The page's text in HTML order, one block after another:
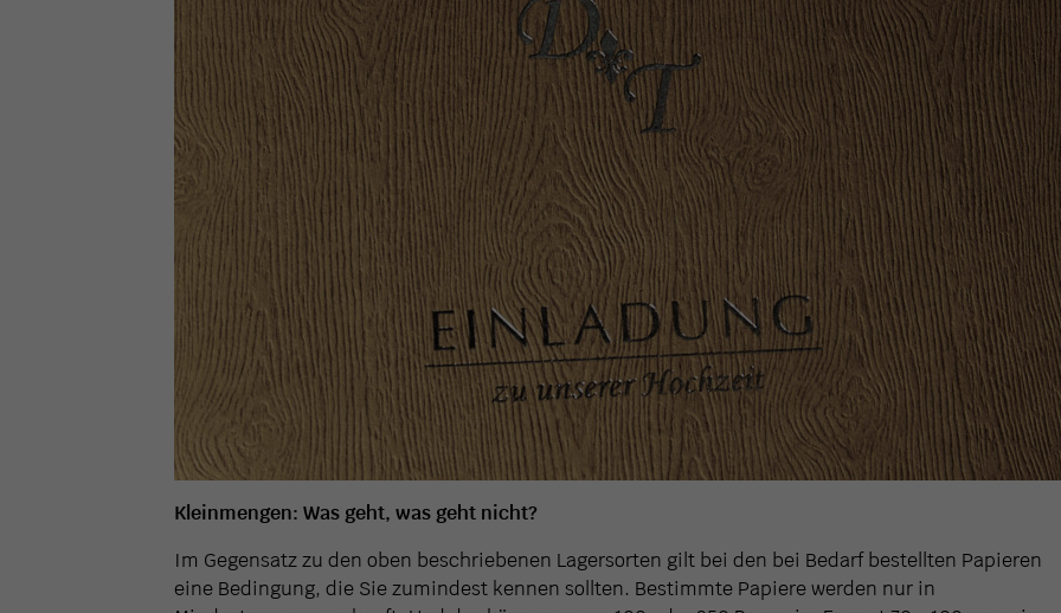
Kleinmengen: Was geht, was geht nicht?
Im Gegensatz zu den oben beschriebenen Lagersorten gilt bei den bei Bedarf bestellten Papieren
eine Bedingung, die Sie zumindest kennen sollten. Bestimmte Papiere werden nur in